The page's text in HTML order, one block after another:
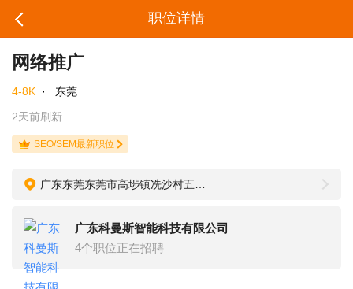
职位详情
网络推广
4-8K ·
东莞
2天前刷新
SEO/SEM最新职位
广东科曼斯智能科技有限公司
4个职位正在招聘